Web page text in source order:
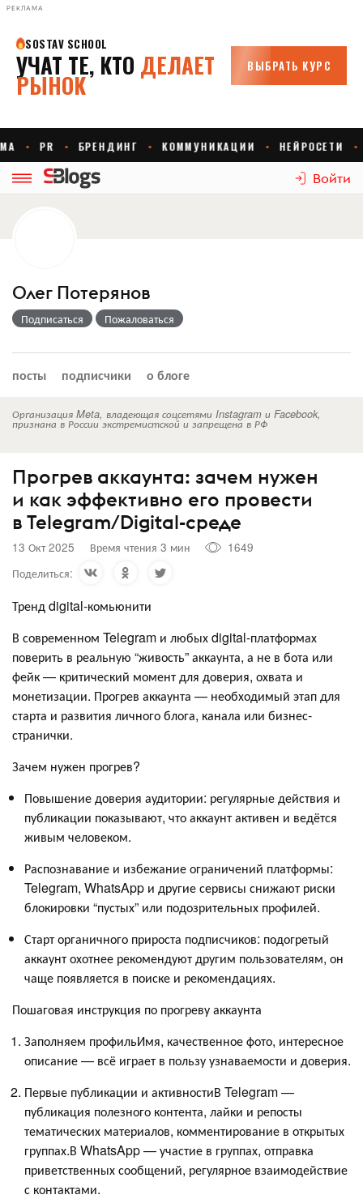
РЕКЛАМА
Войти
Олег Потерянов
Подписаться Пожаловаться
посты подписчики о блоге
Организация Meta, владеющая соцсетями Instagram и Facebook,
признана в России экстремистской и запрещена в РФ
Прогрев аккаунта: зачем нужен
и как эффективно его провести
в Telegram/Digital-среде
13 Окт 2025 Время чтения 3 мин
1649
Поделиться:
Тренд digital-комьюнити
В современном Telegram и любых digital-платформах
поверить в реальную “живость” аккаунта, а не в бота или
фейк — критический момент для доверия, охвата и
монетизации. Прогрев аккаунта — необходимый этап для
старта и развития личного блога, канала или бизнес-
странички.
Зачем нужен прогрев?
Повышение доверия аудитории: регулярные действия и
публикации показывают, что аккаунт активен и ведётся
живым человеком.
Распознавание и избежание ограничений платформы:
Telegram, WhatsApp и другие сервисы снижают риски
блокировки “пустых” или подозрительных профилей.
Старт органичного прироста подписчиков: подогретый
аккаунт охотнее рекомендуют другим пользователям, он
чаще появляется в поиске и рекомендациях.
Пошаговая инструкция по прогреву аккаунта
Заполняем профильИмя, качественное фото, интересное
описание — всё играет в пользу узнаваемости и доверия.
Первые публикации и активностиВ Telegram —
публикация полезного контента, лайки и репосты
тематических материалов, комментирование в открытых
группах.В WhatsApp — участие в группах, отправка
приветственных сообщений, регулярное взаимодействие
с контактами.